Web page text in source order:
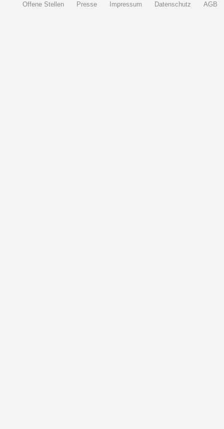
Offene Stellen Presse Impressum Datenschutz AGB